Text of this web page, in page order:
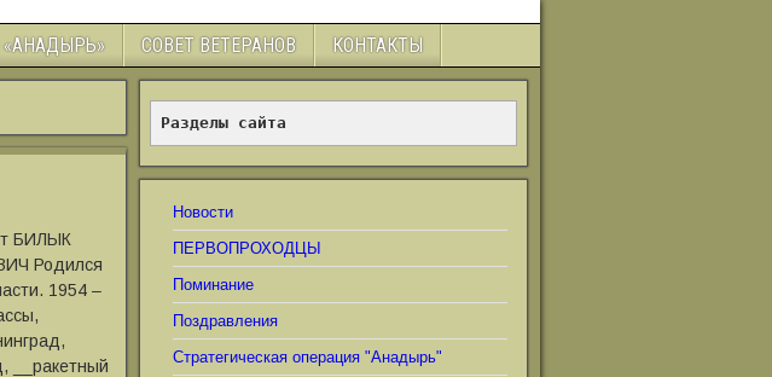
СОВЕТ ВЕТЕРАНОВ КОНТАКТЫ
БИЛЫК
Родился
1954 ‒
__ракетный
Разделы сайта
Новости
ПЕРВОПРОХОДЦЫ
Поминание
Поздравления
Стратегическая операция "Анадырь"